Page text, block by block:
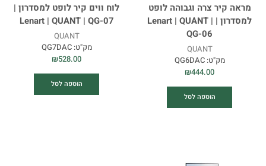
מראה קיר צרה וגבוהה לופט
למסדרון | Lenart | QUANT |
QG-06
QUANT
מק"ט:QG6DAC
₪444.00
הוספה לסל
לוח ווים קיר לופט למסדרון |
Lenart | QUANT | QG-07
QUANT
מק"ט:QG7DAC
₪528.00
הוספה לסל